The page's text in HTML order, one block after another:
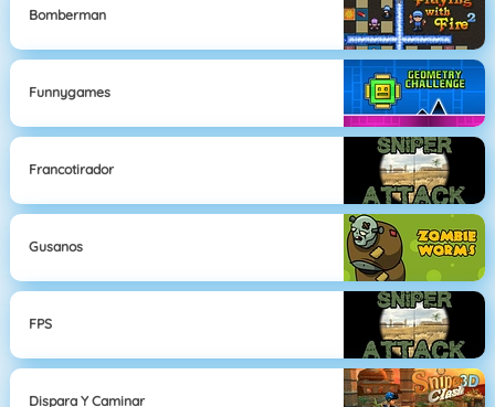
Bomberman
Funnygames
Francotirador
Gusanos
FPS
Dispara Y Caminar